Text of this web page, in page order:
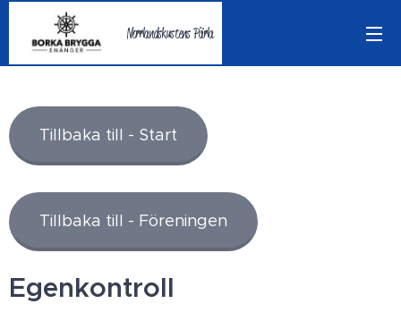
Norrlandskustens Pärla
Tillbaka till - Start
Tillbaka till - Föreningen
Egenkontroll